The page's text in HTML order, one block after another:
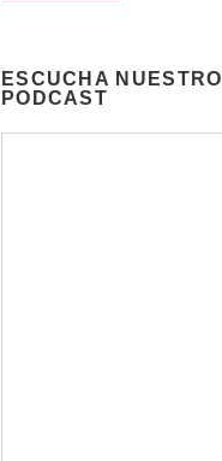
ESCUCHA NUESTRO
PODCAST